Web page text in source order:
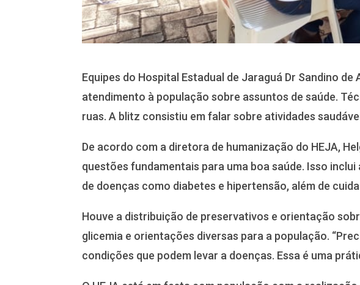
Equipes do Hospital Estadual de Jaraguá Dr Sandino
atendimento à população sobre assuntos de saúde.
ruas. A blitz consistiu em falar sobre atividades
De acordo com a diretora de humanização do HEJA,
questões fundamentais para uma boa saúde. Isso
de doenças como diabetes e hipertensão, além de
Houve a distribuição de preservativos e orientação
glicemia e orientações diversas para a população.
condições que podem levar a doenças. Essa é uma